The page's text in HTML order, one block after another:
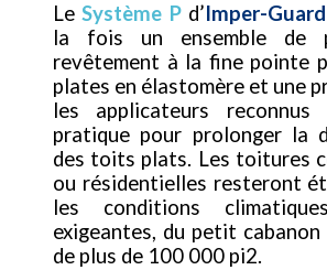
LeSystème Pd’Imper-Guard
la fois un ensemble de
revêtement à la fine pointe
plates en élastomère et une
les applicateurs
pratique pour prolonger la
des toits plats. Les toitures
ou résidentielles resteront
les conditions
exigeantes, du petit
de plus de 100 000 pi2.